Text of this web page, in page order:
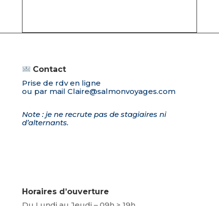
Contact
Prise de rdv en ligne
ou par mail Claire@salmonvoyages.com
Note : je ne recrute pas de stagiaires ni
d’alternants.
Horaires d’ouverture